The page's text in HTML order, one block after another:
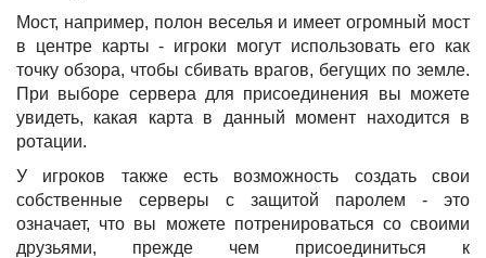
Мост, например, полон веселья и имеет огромный мост
в центре карты - игроки могут использовать его как
точку обзора, чтобы сбивать врагов, бегущих по земле.
При выборе сервера для присоединения вы можете
увидеть, какая карта в данный момент находится в
ротации.
У игроков также есть возможность создать свои
собственные серверы с защитой паролем - это
означает, что вы можете потренироваться со своими
друзьями, прежде чем присоединиться к